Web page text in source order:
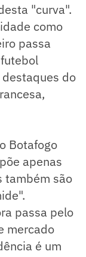
"curva".
como
passa
do
Botafogo
apenas
também são
passa pelo
mercado
é um